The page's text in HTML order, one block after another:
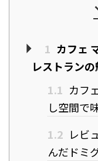
1 カフェ
レストラン
1.1 カフ
し空間で
1.2 レビ
んだドミ